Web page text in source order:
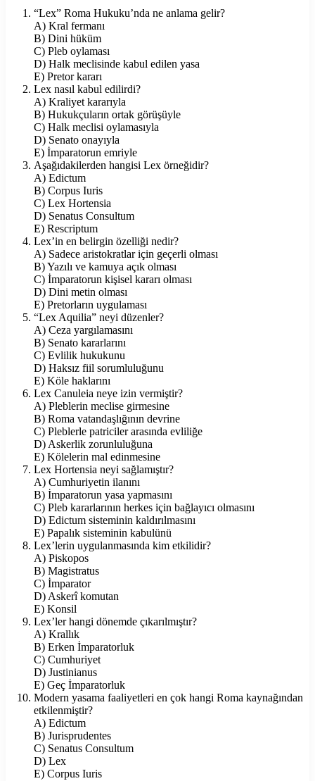
“Lex” Roma Hukuku’nda ne anlama gelir?
A) Kral fermanı
B) Dini hüküm
C) Pleb oylaması
D) Halk meclisinde kabul edilen yasa
E) Pretor kararı
Lex nasıl kabul edilirdi?
A) Kraliyet kararıyla
B) Hukukçuların ortak görüşüyle
C) Halk meclisi oylamasıyla
D) Senato onayıyla
E) İmparatorun emriyle
Aşağıdakilerden hangisi Lex örneğidir?
A) Edictum
B) Corpus Iuris
C) Lex Hortensia
D) Senatus Consultum
E) Rescriptum
Lex’in en belirgin özelliği nedir?
A) Sadece aristokratlar için geçerli olması
B) Yazılı ve kamuya açık olması
C) İmparatorun kişisel kararı olması
D) Dini metin olması
E) Pretorların uygulaması
“Lex Aquilia” neyi düzenler?
A) Ceza yargılamasını
B) Senato kararlarını
C) Evlilik hukukunu
D) Haksız fiil sorumluluğunu
E) Köle haklarını
Lex Canuleia neye izin vermiştir?
A) Pleblerin meclise girmesine
B) Roma vatandaşlığının devrine
C) Pleblerle patriciler arasında evliliğe
D) Askerlik zorunluluğuna
E) Kölelerin mal edinmesine
Lex Hortensia neyi sağlamıştır?
A) Cumhuriyetin ilanını
B) İmparatorun yasa yapmasını
C) Pleb kararlarının herkes için bağlayıcı olmasını
D) Edictum sisteminin kaldırılmasını
E) Papalık sisteminin kabulünü
Lex’lerin uygulanmasında kim etkilidir?
A) Piskopos
B) Magistratus
C) İmparator
D) Askerî komutan
E) Konsil
Lex’ler hangi dönemde çıkarılmıştır?
A) Krallık
B) Erken İmparatorluk
C) Cumhuriyet
D) Justinianus
E) Geç İmparatorluk
Modern yasama faaliyetleri en çok hangi Roma kaynağından
etkilenmiştir?
A) Edictum
B) Jurisprudentes
C) Senatus Consultum
D) Lex
E) Corpus Iuris